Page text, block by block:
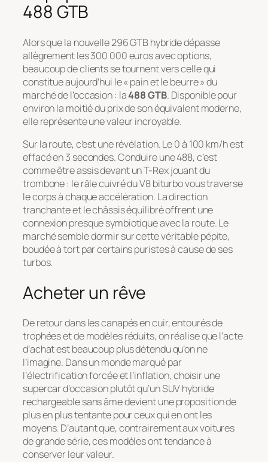
488 GTB
Alors que la nouvelle 296 GTB hybride dépasse
allègrement les 300 000 euros avec options,
beaucoup de clients se tournent vers celle qui
constitue aujourd’hui le « pain et le beurre » du
marché de l’occasion : la488 GTB. Disponible pour
environ la moitié du prix de son équivalent moderne,
elle représente une valeur incroyable.
Sur la route, c’est une révélation. Le 0 à 100 km/h est
effacé en 3 secondes. Conduire une 488, c’est
comme être assis devant un T-Rex jouant du
trombone : le râle cuivré du V8 biturbo vous traverse
le corps à chaque accélération. La direction
tranchante et le châssis équilibré offrent une
connexion presque symbiotique avec la route. Le
marché semble dormir sur cette véritable pépite,
boudée à tort par certains puristes à cause de ses
turbos.
Acheter un rêve
De retour dans les canapés en cuir, entourés de
trophées et de modèles réduits, on réalise que l’acte
d’achat est beaucoup plus détendu qu’on ne
l’imagine. Dans un monde marqué par
l’électrification forcée et l’inflation, choisir une
supercar d’occasion plutôt qu’un SUV hybride
rechargeable sans âme devient une proposition de
plus en plus tentante pour ceux qui en ont les
moyens. D’autant que, contrairement aux voitures
de grande série, ces modèles ont tendance à
conserver leur valeur.